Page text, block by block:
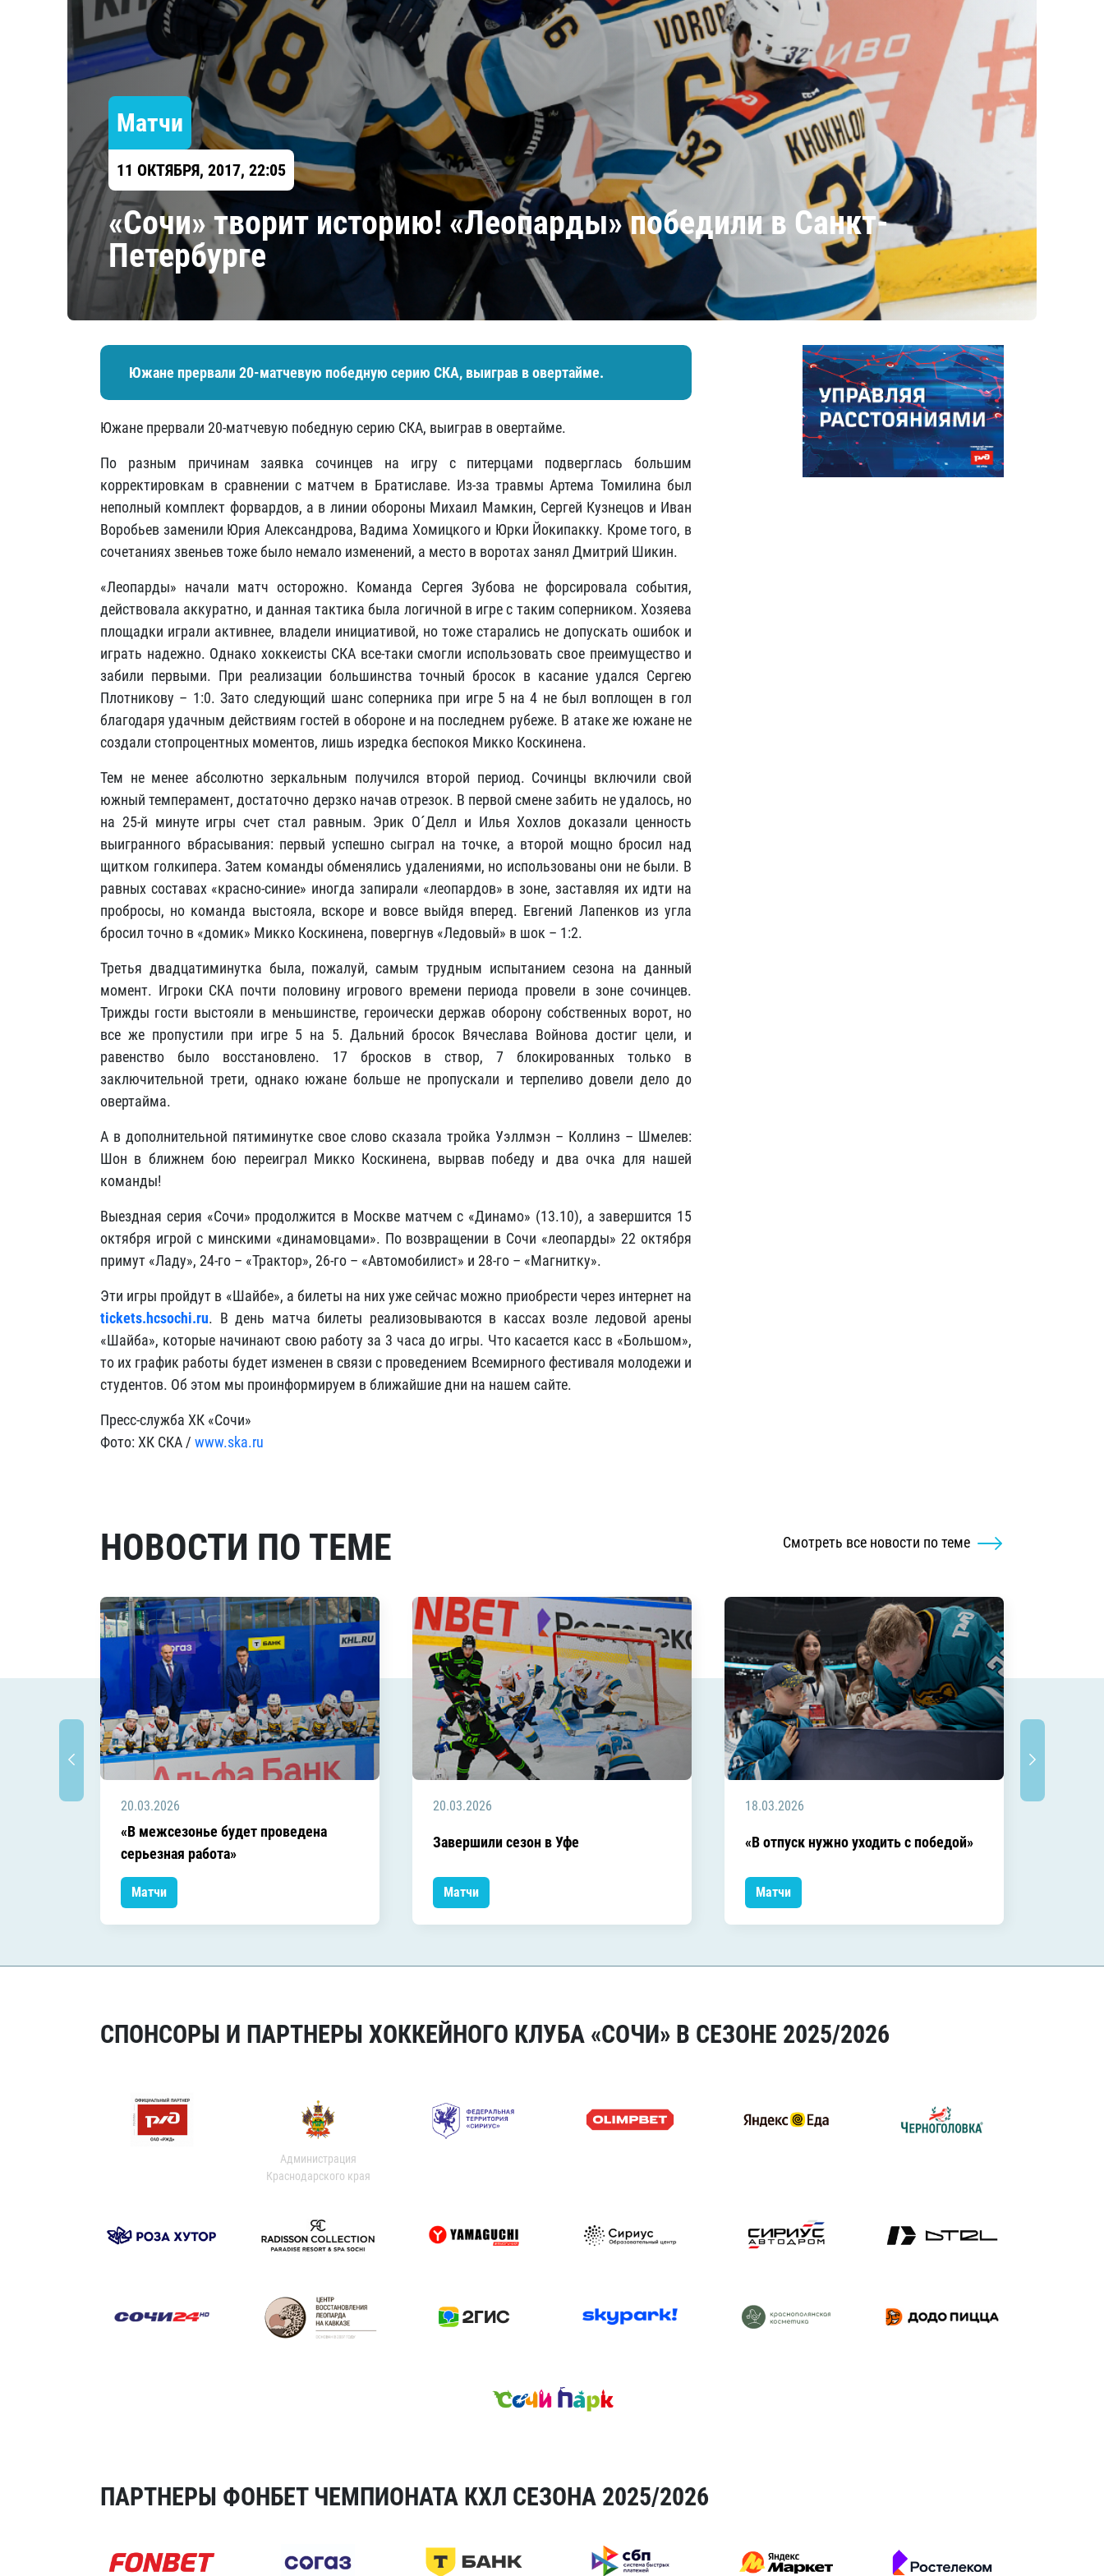
Локомотив
Северсталь
ЦСКА
Шанхайские Драконы
Амур
Барыс
Салават Юлаев
Сибирь
Матчи
11 ОКТЯБРЯ, 2017, 22:05
«Сочи» творит историю! «Леопарды» победили в Санкт-
Петербурге
Южане прервали 20-матчевую победную серию СКА, выиграв в овертайме.
Южане прервали 20-матчевую победную серию СКА, выиграв в овертайме.
По разным причинам заявка сочинцев на игру с питерцами подверглась большим
корректировкам в сравнении с матчем в Братиславе. Из-за травмы Артема Томилина был
неполный комплект форвардов, а в линии обороны Михаил Мамкин, Сергей Кузнецов и Иван
Воробьев заменили Юрия Александрова, Вадима Хомицкого и Юрки Йокипакку. Кроме того, в
сочетаниях звеньев тоже было немало изменений, а место в воротах занял Дмитрий Шикин.
«Леопарды» начали матч осторожно. Команда Сергея Зубова не форсировала события,
действовала аккуратно, и данная тактика была логичной в игре с таким соперником. Хозяева
площадки играли активнее, владели инициативой, но тоже старались не допускать ошибок и
играть надежно. Однако хоккеисты СКА все-таки смогли использовать свое преимущество и
забили первыми. При реализации большинства точный бросок в касание удался Сергею
Плотникову – 1:0. Зато следующий шанс соперника при игре 5 на 4 не был воплощен в гол
благодаря удачным действиям гостей в обороне и на последнем рубеже. В атаке же южане не
создали стопроцентных моментов, лишь изредка беспокоя Микко Коскинена.
Тем не менее абсолютно зеркальным получился второй период. Сочинцы включили свой
южный темперамент, достаточно дерзко начав отрезок. В первой смене забить не удалось, но
на 25-й минуте игры счет стал равным. Эрик О´Делл и Илья Хохлов доказали ценность
выигранного вбрасывания: первый успешно сыграл на точке, а второй мощно бросил над
щитком голкипера. Затем команды обменялись удалениями, но использованы они не были. В
равных составах «красно-синие» иногда запирали «леопардов» в зоне, заставляя их идти на
пробросы, но команда выстояла, вскоре и вовсе выйдя вперед. Евгений Лапенков из угла
бросил точно в «домик» Микко Коскинена, повергнув «Ледовый» в шок – 1:2.
Третья двадцатиминутка была, пожалуй, самым трудным испытанием сезона на данный
момент. Игроки СКА почти половину игрового времени периода провели в зоне сочинцев.
Трижды гости выстояли в меньшинстве, героически держав оборону собственных ворот, но
все же пропустили при игре 5 на 5. Дальний бросок Вячеслава Войнова достиг цели, и
равенство было восстановлено. 17 бросков в створ, 7 блокированных только в
заключительной трети, однако южане больше не пропускали и терпеливо довели дело до
овертайма.
А в дополнительной пятиминутке свое слово сказала тройка Уэллмэн – Коллинз – Шмелев:
Шон в ближнем бою переиграл Микко Коскинена, вырвав победу и два очка для нашей
команды!
Выездная серия «Сочи» продолжится в Москве матчем с «Динамо» (13.10), а завершится 15
октября игрой с минскими «динамовцами». По возвращении в Сочи «леопарды» 22 октября
примут «Ладу», 24-го – «Трактор», 26-го – «Автомобилист» и 28-го – «Магнитку».
Эти игры пройдут в «Шайбе», а билеты на них уже сейчас можно приобрести через интернет на
tickets.hcsochi.ru. В день матча билеты реализовываются в кассах возле ледовой арены
«Шайба», которые начинают свою работу за 3 часа до игры. Что касается касс в «Большом»,
то их график работы будет изменен в связи с проведением Всемирного фестиваля молодежи и
студентов. Об этом мы проинформируем в ближайшие дни на нашем сайте.
Пресс-служба ХК «Сочи»
Фото: ХК СКА / www.ska.ru
НОВОСТИ ПО ТЕМЕ Смотреть все новости по теме
20.03.2026
«В межсезонье будет проведена
серьезная работа»
Матчи
20.03.2026
Завершили сезон в Уфе
Матчи
18.03.2026
«В отпуск нужно уходить с победой»
Матчи
СПОНСОРЫ И ПАРТНЕРЫ ХОККЕЙНОГО КЛУБА «СОЧИ» В СЕЗОНЕ 2025/2026
Администрация
Краснодарского края
ПАРТНЕРЫ ФОНБЕТ ЧЕМПИОНАТА КХЛ СЕЗОНА 2025/2026